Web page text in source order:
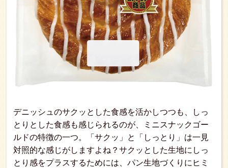
デニッシュのサクッとした食感を活かしつつも、しっ
とりとした食感も感じられるのが、ミニスナックゴー
ルドの特徴の一つ。「サクッ」と「しっとり」は一見
対照的な感じがしますよね？サクッとした生地にしっ
とり感をプラスするためには、パン生地づくりにヒミ